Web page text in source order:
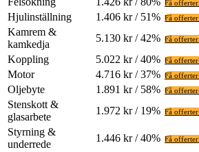
Få offerter
Hjulinställning 1.406 kr / 51% Få offerter
Kamrem &
kamkedja
5.130 kr / 42% Få offerter
Koppling 5.022 kr / 40% Få offerter
Motor 4.716 kr / 37% Få offerter
Oljebyte 1.891 kr / 58% Få offerter
Stenskott &
glasarbete
1.972 kr / 19% Få offerter
Styrning &
underrede
1.446 kr / 40% Få offerter